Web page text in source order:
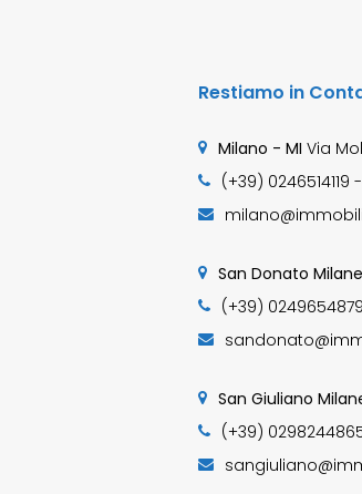
Restiamo in
Milano - MI Via
(+39) 0246514119
San Donato
(+39)
San Giuliano
(+39)